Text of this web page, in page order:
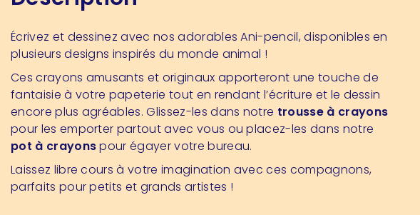
Écrivez et dessinez avec nos adorables Ani-pencil, disponibles en
plusieurs designs inspirés du monde animal !
Ces crayons amusants et originaux apporteront une touche de
fantaisie à votre papeterie tout en rendant l’écriture et le dessin
encore plus agréables. Glissez-les dans notre trousse à crayons
pour les emporter partout avec vous ou placez-les dans notre
pot à crayonspour égayer votre bureau.
Laissez libre cours à votre imagination avec ces compagnons,
parfaits pour petits et grands artistes !